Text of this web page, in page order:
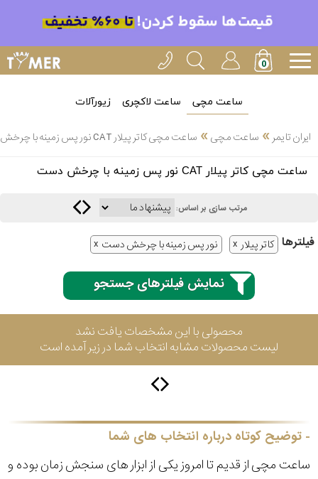
ساعت مچی ساعت لاکچری زیورآلات
ایران تایمر » ساعت مچی» ساعت مچی کاتر پیلار CAT نور پس زمینه با چرخش دست
ساعت مچی کاتر پیلار CAT نور پس زمینه با چرخش دست
مرتب سازی بر اساس:
فیلتر‌ها کاتر پیلار نور پس زمینه با چرخش دست
نمایش فیلترهای جستجو
محصولی با این مشخصات یافت نشد
لیست محصولات مشابه انتخاب شما در زیر آمده است
توضیح کوتاه درباره انتخاب های شما
ساعت مچی از قدیم تا امروز یکی از ابزار های سنجش زمان بوده و
انتخاب
بین 3
3
سیکو
سیتیزن
اورینت